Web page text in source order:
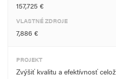
157,725 €
VLASTNÉ ZDROJE
7,886 €
PROJEKT
Zvýšiť kvalitu a efektívnosť